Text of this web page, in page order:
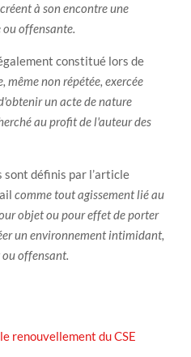
à son encontre une
offensante.
constitué lors de
même non répétée, exercée
un acte de nature
au profit de l'auteur des
sont définis par l’article
comme tout agissement lié au
objet ou pour effet de porter
un environnement intimidant,
offensant.
renouvellement du CSE